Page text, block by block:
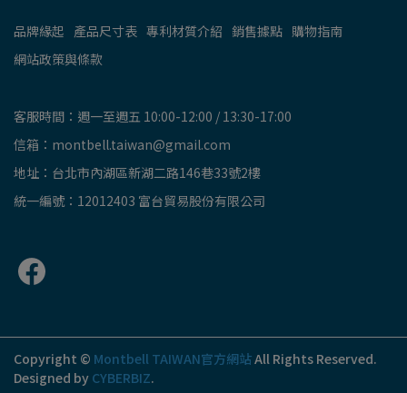
品牌緣起 產品尺寸表 專利材質介紹 銷售據點 購物指南
網站政策與條款
客服時間：週一至週五 10:00-12:00 / 13:30-17:00
信箱：montbell.taiwan@gmail.com
地址：台北市內湖區新湖二路146巷33號2樓
統一編號：12012403 富台貿易股份有限公司
Copyright © Montbell TAIWAN官方網站All Rights Reserved.
Designed by CYBERBIZ.